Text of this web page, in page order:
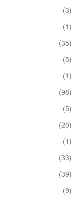
(3)
(1)
(35)
(5)
(1)
(98)
(5)
(20)
(1)
(33)
(39)
(9)